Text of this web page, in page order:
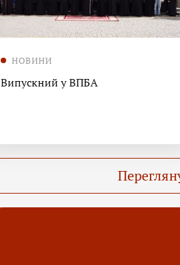
НОВИНИ
Випускний у ВПБА